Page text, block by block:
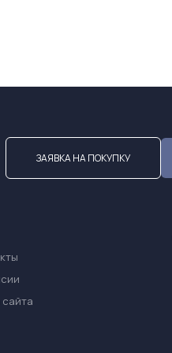
ЗАЯВКА НА ПОКУПКУ
сайта